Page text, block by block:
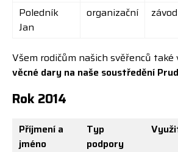
Poledník
Jan
organizační
Všem rodičům našich svěřenců také
věcné dary na naše soustředění
Rok 2014
Příjmení a
jméno
Typ
podpory